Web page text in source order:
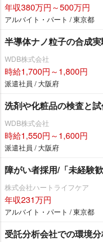
年収380万円～500万円
アルバイト・パート / 東京都
半導体ナノ粒子の合成
WDB株式会社
時給1,700円～1,800円
派遣社員 / 大阪府
洗剤や化粧品の検査と
WDB株式会社
時給1,550円～1,600円
派遣社員 / 大阪府
障がい者採用/「未経験
株式会社ハートライフケア
年収231万円
アルバイト・パート / 東京都
受託分析会社での環境